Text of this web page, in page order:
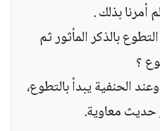
أمرنا بذلك .
بالذكر المأثور ثم
؟
الحنفية يبدأ بالتطوع،
معاوية.